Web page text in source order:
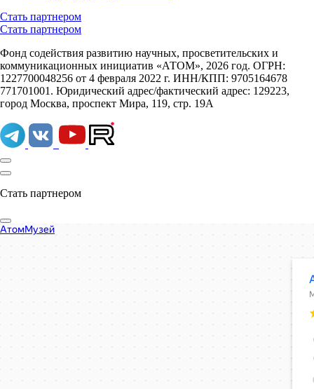
Стать партнером
Стать партнером
Фонд содействия развитию научных, просветительских и
коммуникационных инициатив «АТОМ», 2026 год. ОГРН:
1227700048256 от 4 февраля 2022 г. ИНН/КПП: 9705164678
771701001. Юридический адрес/фактический адрес: 129223,
город Москва, проспект Мира, 119, стр. 19А
Стать партнером